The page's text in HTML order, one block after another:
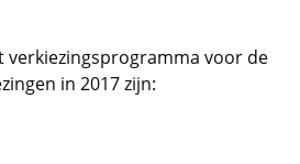
verkiezingsprogramma voor de
in 2017 zijn: